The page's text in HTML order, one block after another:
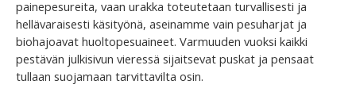
painepesureita, vaan urakka toteutetaan turvallisesti ja
hellävaraisesti käsityönä, aseinamme vain pesuharjat ja
biohajoavat huoltopesuaineet. Varmuuden vuoksi kaikki
pestävän julkisivun vieressä sijaitsevat puskat ja pensaat
tullaan suojamaan tarvittavilta osin.